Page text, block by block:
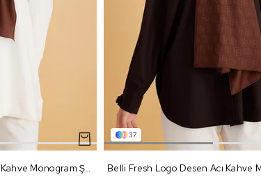
Belli Fresh Logo Desen Acı Kahve Monogram Şal 2 - 92
37